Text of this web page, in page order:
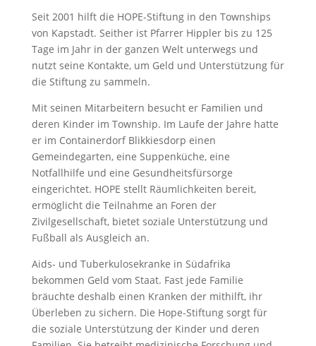
Seit 2001 hilft die HOPE-Stiftung in den Townships
von Kapstadt. Seither ist Pfarrer Hippler bis zu 125
Tage im Jahr in der ganzen Welt unterwegs und
nutzt seine Kontakte, um Geld und Unterstützung für
die Stiftung zu sammeln.
Mit seinen Mitarbeitern besucht er Familien und
deren Kinder im Township. Im Laufe der Jahre hatte
er im Containerdorf Blikkiesdorp einen
Gemeindegarten, eine Suppenküche, eine
Notfallhilfe und eine Gesundheitsfürsorge
eingerichtet. HOPE stellt Räumlichkeiten bereit,
ermöglicht die Teilnahme an Foren der
Zivilgesellschaft, bietet soziale Unterstützung und
Fußball als Ausgleich an.
Aids- und Tuberkulosekranke in Südafrika
bekommen Geld vom Staat. Fast jede Familie
bräuchte deshalb einen Kranken der mithilft, ihr
Überleben zu sichern. Die Hope-Stiftung sorgt für
die soziale Unterstützung der Kinder und deren